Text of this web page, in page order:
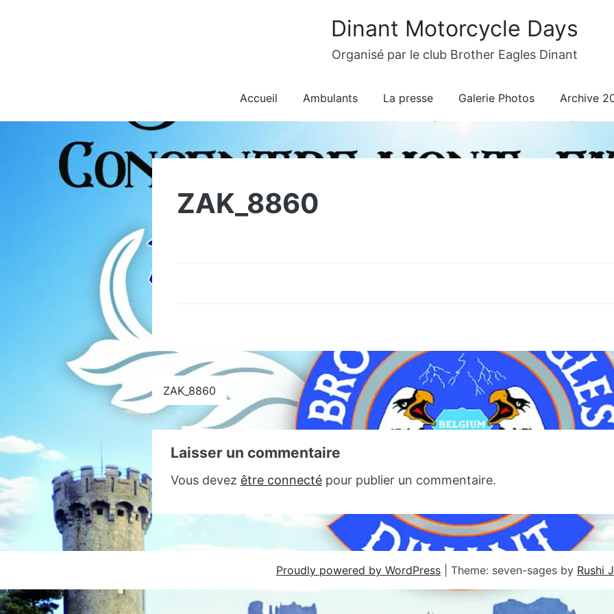
Dinant Motorcycle Days
Organisé par le club Brother Eagles Dinant
Accueil Ambulants La presse Galerie Photos Archive
ZAK_8860
Navigation
de
l’article
ZAK_8860
Laisser un commentaire
Vous devez être connecté pour publier un commentaire.
Proudly powered by WordPress Theme: seven-sages by Rushi